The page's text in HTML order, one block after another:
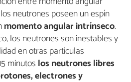
neutrones poseen un espín
momento angular intrínseco.
los neutrones son inestables y
en otras partículas
minutos los neutrones libres
electrones y